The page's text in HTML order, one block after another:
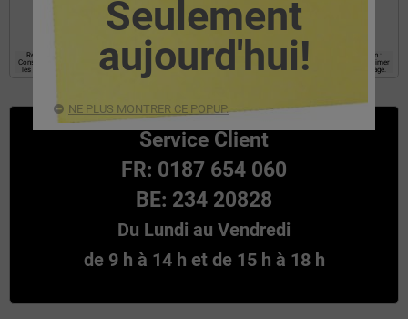
l’information requise.
Responsable : EYAROC COMPANY SL, Finalité : établir une relation commerciale avec l’utilisateur. Légitimation :
Consentement Destinataires : Les données ne seront pas communiquées a tiers, Droits : Accès, rectifier et supprimer
les données, ainsi que les autres droits, comme expliqué dans les informations supplémentaires au bas de la page.
Service Client
FR: 0187 654 060
BE: 234 20828
Du Lundi au Vendredi
de 9 h à 14 h et de 15 h à 18 h
Seulement
aujourd'hui!
NE PLUS MONTRER CE POPUP.